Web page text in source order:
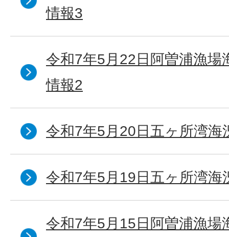
情報3
令和7年5月22日阿曽浦漁場
情報2
令和7年5月20日五ヶ所湾海
令和7年5月19日五ヶ所湾海
令和7年5月15日阿曽浦漁場